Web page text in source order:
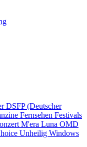
DSFP (Deutscher
Fernsehen Festivals
M'era Luna OMD
Unheilig Windows